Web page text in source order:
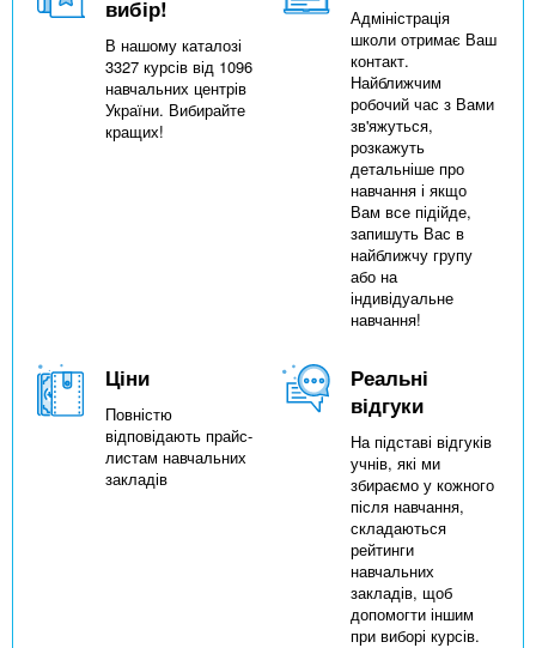
вибір!
В нашому каталозі
3327 курсів від 1096
навчальних центрів
України. Вибирайте
кращих!
Адміністрація
школи отримає Ваш
контакт.
Найближчим
робочий час з Вами
зв'яжуться,
розкажуть
детальніше про
навчання і якщо
Вам все підійде,
запишуть Вас в
найближчу групу
або на
індивідуальне
навчання!
Ціни
Повністю
відповідають прайс-
листам навчальних
закладів
Реальні
відгуки
На підставі відгуків
учнів, які ми
збираємо у кожного
після навчання,
складаються
рейтинги
навчальних
закладів, щоб
допомогти іншим
при виборі курсів.